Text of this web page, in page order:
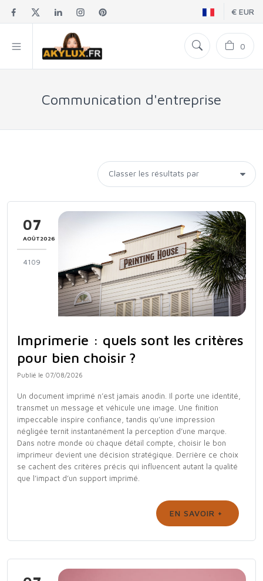
€ EUR
0
Communication d'entreprise
07
AOÛT2026
4109
Imprimerie : quels sont les critères
pour bien choisir ?
Publié le 07/08/2026
Un document imprimé n’est jamais anodin. Il porte une identité,
transmet un message et véhicule une image. Une finition
impeccable inspire confiance, tandis qu’une impression
négligée ternit instantanément la perception d’une marque.
Dans notre monde où chaque détail compte, choisir le bon
imprimeur devient une décision stratégique. Derrière ce choix
se cachent des critères précis qui influencent autant la qualité
que l’impact d’un support imprimé.
EN SAVOIR +